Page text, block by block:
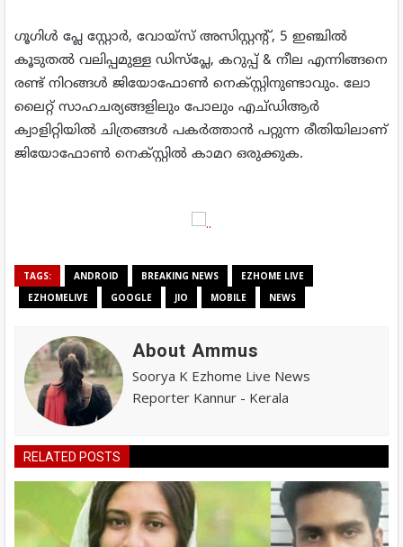
ഗൂഗിൾ പ്ലേ സ്റ്റോർ, വോയ്‌സ് അസിസ്റ്റന്റ്, 5 ഇഞ്ചിൽ
കൂടുതൽ വലിപ്പമുള്ള ഡിസ്പ്ലേ, കറുപ്പ് & നീല എന്നിങ്ങനെ
രണ്ട് നിറങ്ങൾ ജിയോഫോൺ നെക്‌സ്റ്റിനുണ്ടാവും. ലോ
ലൈറ്റ് സാഹചര്യങ്ങളിലും പോലും എച്ഡിആർ
ക്വാളിറ്റിയിൽ ചിത്രങ്ങൾ പകർത്താൻ പറ്റുന്ന രീതിയിലാണ്
ജിയോഫോൺ നെക്‌സ്റ്റിൽ കാമറ ഒരുക്കുക.
TAGS: ANDROID BREAKING NEWS
EZHOME LIVE
EZHOMELIVE
GOOGLE JIO MOBILE NEWS
About Ammus
Soorya K Ezhome Live News
Reporter Kannur - Kerala
RELATED POSTS